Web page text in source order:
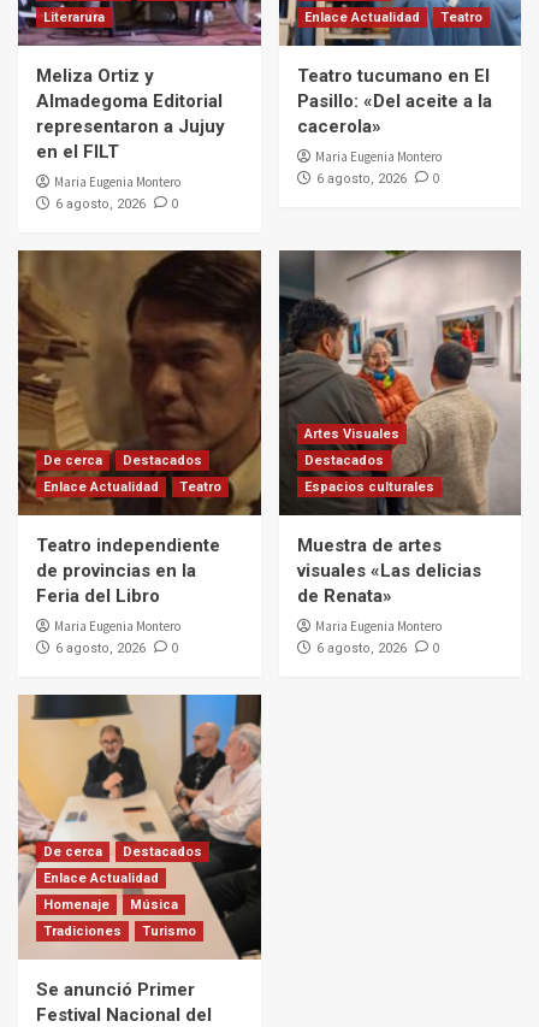
Literarura
Meliza Ortiz y
Almadegoma Editorial
representaron a Jujuy
en el FILT
Maria Eugenia Montero
6 agosto, 2026 0
Enlace Actualidad
Teatro
Teatro tucumano en El
Pasillo: «Del aceite a la
cacerola»
Maria Eugenia Montero
6 agosto, 2026 0
De cerca
Destacados
Enlace Actualidad
Teatro
Teatro independiente
de provincias en la
Feria del Libro
Maria Eugenia Montero
6 agosto, 2026 0
Artes Visuales
Destacados
Espacios culturales
Muestra de artes
visuales «Las delicias
de Renata»
Maria Eugenia Montero
6 agosto, 2026 0
De cerca
Destacados
Enlace Actualidad
Homenaje
Música
Tradiciones
Turismo
Se anunció Primer
Festival Nacional del